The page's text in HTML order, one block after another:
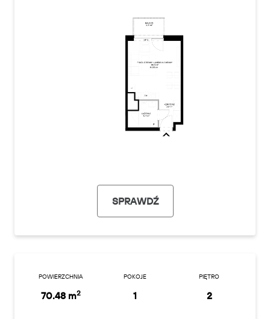
SPRAWDŹ
POWIERZCHNIA
70.48 m2
POKOJE
1
PIĘTRO
2